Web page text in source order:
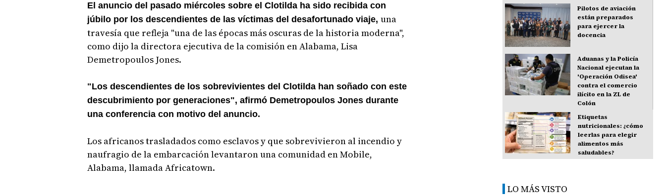
El anuncio del pasado miércoles sobre el Clotilda ha sido recibida con
júbilo por los descendientes de las víctimas del desafortunado viaje, una
travesía que refleja "una de las épocas más oscuras de la historia moderna",
como dijo la directora ejecutiva de la comisión en Alabama, Lisa
Demetropoulos Jones.
"Los descendientes de los sobrevivientes del Clotilda han soñado con este
descubrimiento por generaciones", afirmó Demetropoulos Jones durante
una conferencia con motivo del anuncio.
Los africanos trasladados como esclavos y que sobrevivieron al incendio y
naufragio de la embarcación levantaron una comunidad en Mobile,
Alabama, llamada Africatown.
Pilotos de aviación
están preparados
para ejercer la
docencia
Aduanas y la Policía
Nacional ejecutan la
'Operación Odisea'
contra el comercio
ilícito en la ZL de
Colón
Etiquetas
nutricionales: ¿cómo
leerlas para elegir
alimentos más
saludables?
LO MÁS VISTO